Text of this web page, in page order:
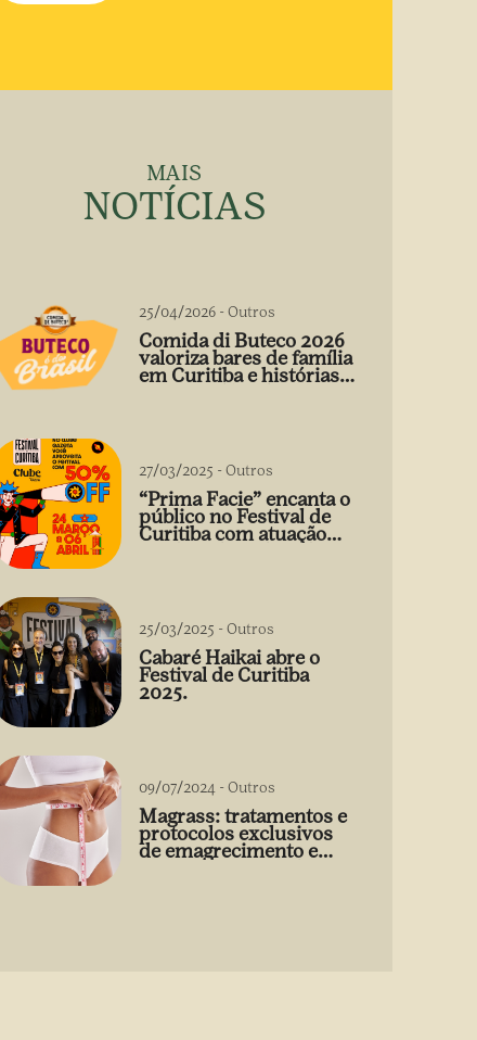
MAIS
NOTÍCIAS
25/04/2026 -Outros
Comida di Buteco 2026
valoriza bares de família
em Curitiba e histórias
27/03/2025 -Outros
“Prima Facie” encanta o
público no Festival de
Curitiba com atuação
arrebatadora de Débora
25/03/2025 -Outros
Cabaré Haikai abre o
Festival de Curitiba
2025.
09/07/2024 -Outros
Magrass: tratamentos e
protocolos exclusivos
de emagrecimento e
estética sem uso de